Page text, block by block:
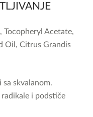
Tocopheryl Acetate,
Oil, Citrus Grandis
skvalanom.
i podstiče